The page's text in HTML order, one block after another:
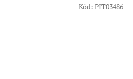
Kód: PIT03486